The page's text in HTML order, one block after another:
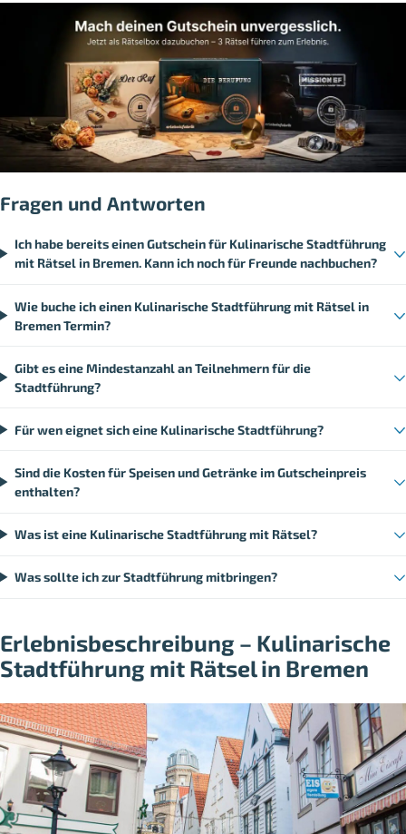
Fragen und Antworten
Ich habe bereits einen Gutschein für Kulinarische Stadtführung
mit Rätsel in Bremen. Kann ich noch für Freunde nachbuchen?
Wie buche ich einen Kulinarische Stadtführung mit Rätsel in
Bremen Termin?
Gibt es eine Mindestanzahl an Teilnehmern für die
Stadtführung?
Für wen eignet sich eine Kulinarische Stadtführung?
Sind die Kosten für Speisen und Getränke im Gutscheinpreis
enthalten?
Was ist eine Kulinarische Stadtführung mit Rätsel?
Was sollte ich zur Stadtführung mitbringen?
Erlebnisbeschreibung – Kulinarische
Stadtführung mit Rätsel in Bremen